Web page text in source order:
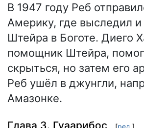
В 1947 году Реб
Америку, где выследил
Штейра в Боготе. Диего
помощник Штейра,
скрыться, но затем его
Реб ушёл в джунгли,
Амазонке.
Глава 3. Гуаарибос [ред.]